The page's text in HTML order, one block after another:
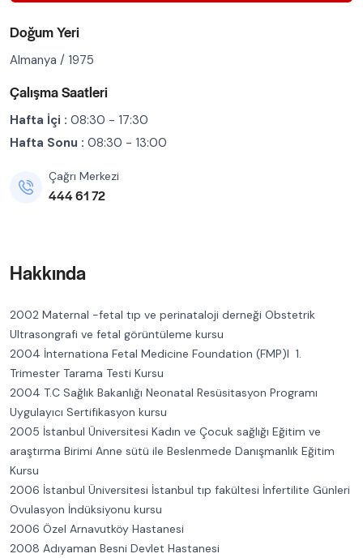
Doğum Yeri
Almanya / 1975
Çalışma Saatleri
Hafta İçi : 08:30 - 17:30
Hafta Sonu : 08:30 - 13:00
Çağrı Merkezi
444 61 72
Hakkında
2002 Maternal -fetal tıp ve perinataloji derneği Obstetrik
Ultrasongrafi ve fetal görüntüleme kursu
2004 İnternationa Fetal Medicine Foundation (FMP)l 1.
Trimester Tarama Testi Kursu
2004 T.C Sağlık Bakanlığı Neonatal Resüsitasyon Programı
Uygulayıcı Sertifikasyon kursu
2005 İstanbul Üniversitesi Kadın ve Çocuk sağlığı Eğitim ve
araştırma Birimi Anne sütü ile Beslenmede Danışmanlık Eğitim
Kursu
2006 İstanbul Üniversitesi İstanbul tıp fakültesi İnfertilite Günleri
Ovulasyon İndüksiyonu kursu
2006 Özel Arnavutköy Hastanesi
2008 Adıyaman Besni Devlet Hastanesi